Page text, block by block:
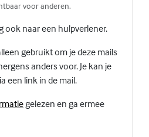
voor anderen.
ook naar een hulpverlener.
gebruikt om je deze mails
anders voor. Je kan je
een link in de mail.
(Externe link)
gelezen en ga ermee